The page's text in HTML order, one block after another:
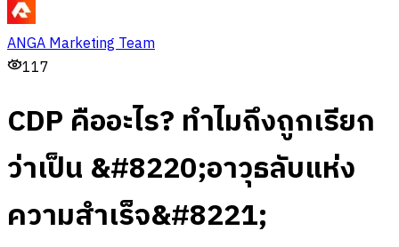
ANGA Marketing Team
117
CDP คืออะไร? ทำไมถึงถูกเรียก
ว่าเป็น &#8220;อาวุธลับแห่ง
ความสำเร็จ&#8221;